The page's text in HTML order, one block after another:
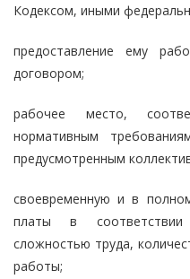
Кодексом, иными
предоставление ему
договором;
рабочее место,
нормативным
предусмотренным
своевременную и в
платы в
сложностью труда,
работы;